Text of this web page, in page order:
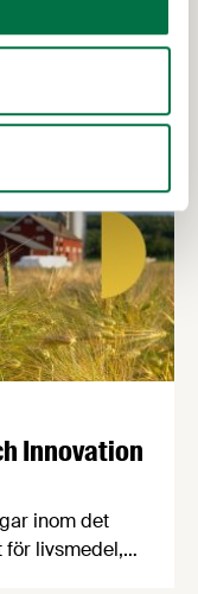
Scan
Innovation
inom det
livsmedel,